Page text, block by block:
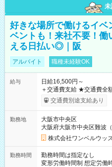
好きな場所で働けるイ
ベントも！来社不要！働
える日払い◎｜阪
アルバイト 職種未経験OK
給与
日給16,500円～
＋交通費支給 ★交通費全額支給！ ★日払いOK！（規定あり） ┗
働いたその日に現金
交通費別途支給あり
勤務地
大阪市中央区
大阪府大阪市中央区難波
株式会社ワンベルウッ
勤務時間
勤務時間は指定なし
変形労働時間制 想定労働時間160時間/